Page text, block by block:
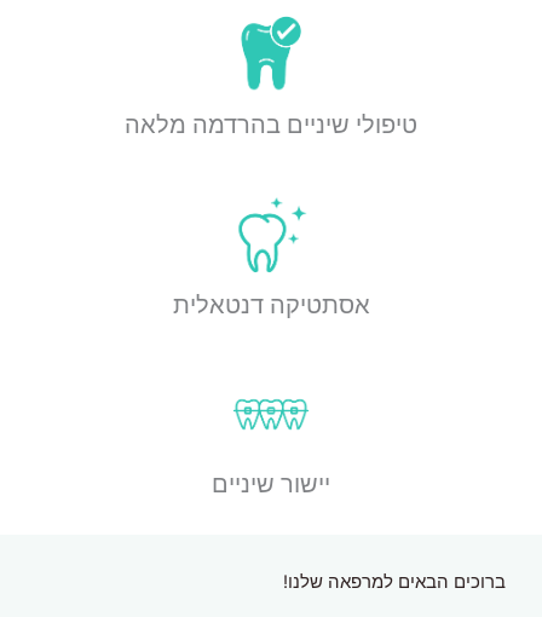
טיפולי שיניים בהרדמה מלאה
אסתטיקה דנטאלית
יישור שיניים
ברוכים הבאים למרפאה שלנו!